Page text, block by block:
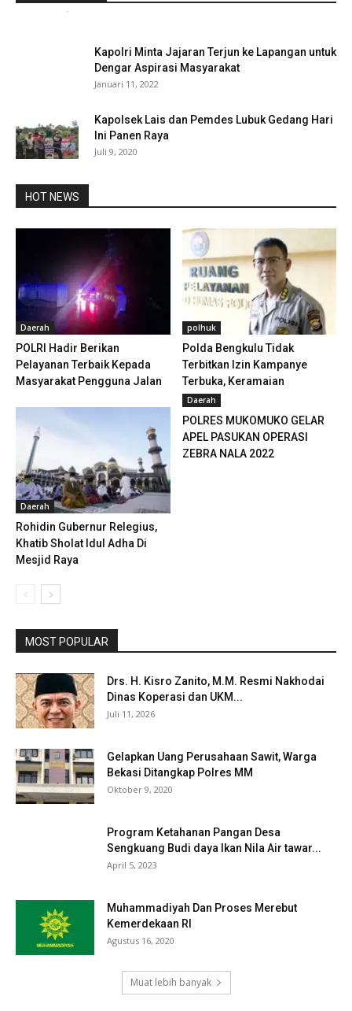
-
Kapolri Minta Jajaran Terjun ke Lapangan untuk
Dengar Aspirasi Masyarakat
Januari 11, 2022
Kapolsek Lais dan Pemdes Lubuk Gedang Hari
Ini Panen Raya
Juli 9, 2020
HOT NEWS
Daerah
POLRI Hadir Berikan
Pelayanan Terbaik Kepada
Masyarakat Pengguna Jalan
polhuk
Polda Bengkulu Tidak
Terbitkan Izin Kampanye
Terbuka, Keramaian
Daerah
Rohidin Gubernur Relegius,
Khatib Sholat Idul Adha Di
Mesjid Raya
Daerah
POLRES MUKOMUKO GELAR
APEL PASUKAN OPERASI
ZEBRA NALA 2022
MOST POPULAR
Drs. H. Kisro Zanito, M.M. Resmi Nakhodai
Dinas Koperasi dan UKM...
Juli 11, 2026
Gelapkan Uang Perusahaan Sawit, Warga
Bekasi Ditangkap Polres MM
Oktober 9, 2020
Program Ketahanan Pangan Desa
Sengkuang Budi daya Ikan Nila Air tawar...
April 5, 2023
Muhammadiyah Dan Proses Merebut
Kemerdekaan RI
Agustus 16, 2020
Muat lebih banyak